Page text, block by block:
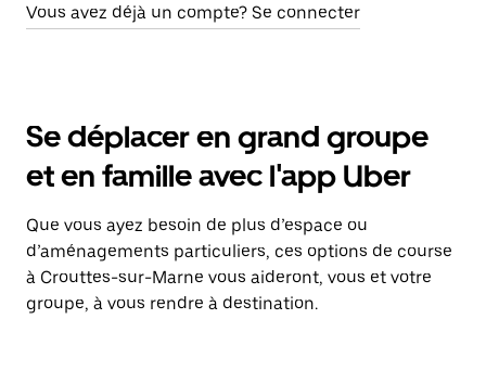
Vous avez déjà un compte? Se connecter
Se déplacer en grand groupe
et en famille avec l'app Uber
Que vous ayez besoin de plus d’espace ou
d’aménagements particuliers, ces options de course
à Crouttes-sur-Marne vous aideront, vous et votre
groupe, à vous rendre à destination.